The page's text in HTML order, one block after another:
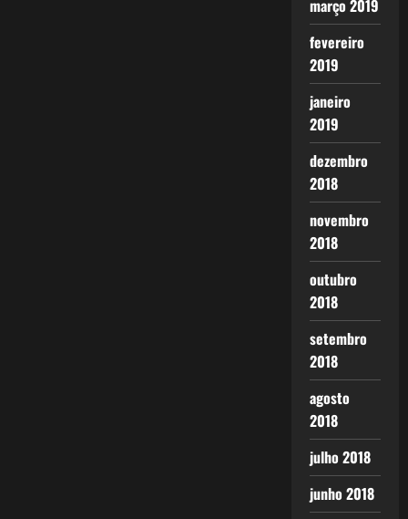
março 2019
fevereiro
2019
janeiro
2019
dezembro
2018
novembro
2018
outubro
2018
setembro
2018
agosto
2018
julho 2018
junho 2018